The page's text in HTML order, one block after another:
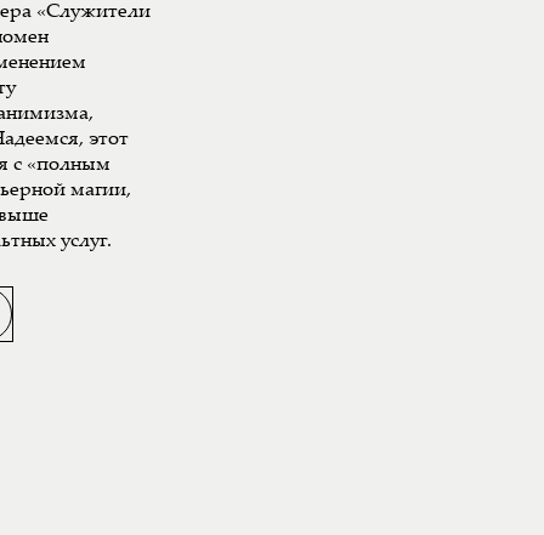
«Служители
этот
с «полным
магии,
услуг.